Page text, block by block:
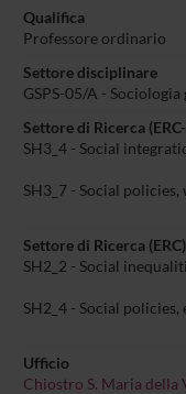
Qualifica
Professore ordinario
Settore disciplinare
GSPS-05/A - Sociologia
Settore di Ricerca
SH3_4 - Social
SH3_7 - Social
Settore di Ricerca (ERC)
SH2_2 - Social
SH2_4 - Social
Ufficio
Chiostro S. Maria